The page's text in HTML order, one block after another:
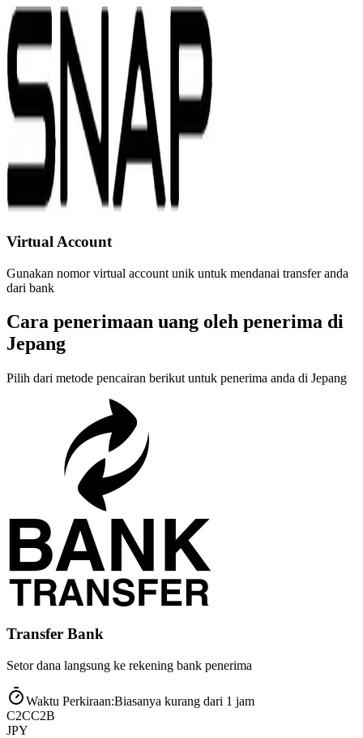
Virtual Account
Gunakan nomor virtual account unik untuk mendanai transfer anda
dari bank
Cara penerimaan uang oleh penerima di
Jepang
Pilih dari metode pencairan berikut untuk penerima anda di Jepang
Transfer Bank
Setor dana langsung ke rekening bank penerima
Waktu Perkiraan:Biasanya kurang dari 1 jam
C2CC2B
JPY